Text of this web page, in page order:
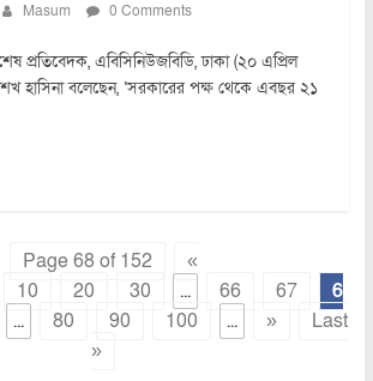
Masum 0 Comments
প্রতিবেদক, এবিসিনিউজবিডি, ঢাকা (২০ এপ্রিল
শেখ হাসিনা বলেছেন, ‘সরকারের পক্ষ থেকে এবছর ২১
Page 68 of 152
«
10 20 30 ... 66 67
6
... 80 90 100 ... »
Last
»